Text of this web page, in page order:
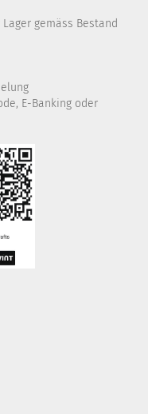
gemäss Bestand
E-Banking oder